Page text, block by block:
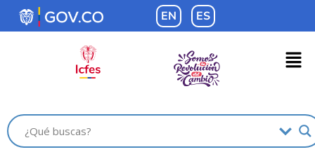
contenido EN ES